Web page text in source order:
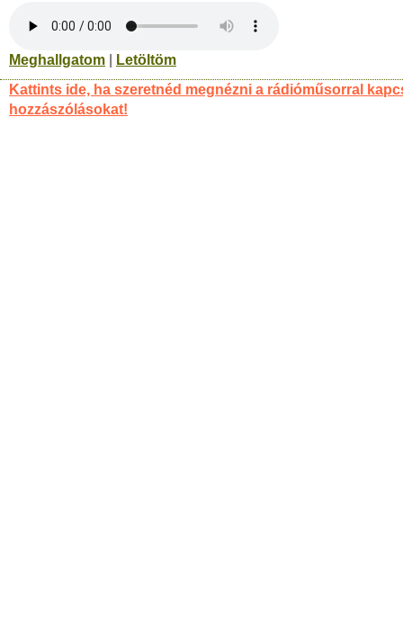
Meghallgatom
Letöltöm
Kattints ide, ha szeretnéd megnézni a rádióműsorral
hozzászólásokat!